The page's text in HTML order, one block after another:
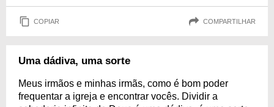
COPIAR COMPARTILHAR
Uma dádiva, uma sorte
Meus irmãos e minhas irmãs, como é bom poder
frequentar a igreja e encontrar vocês. Dividir a